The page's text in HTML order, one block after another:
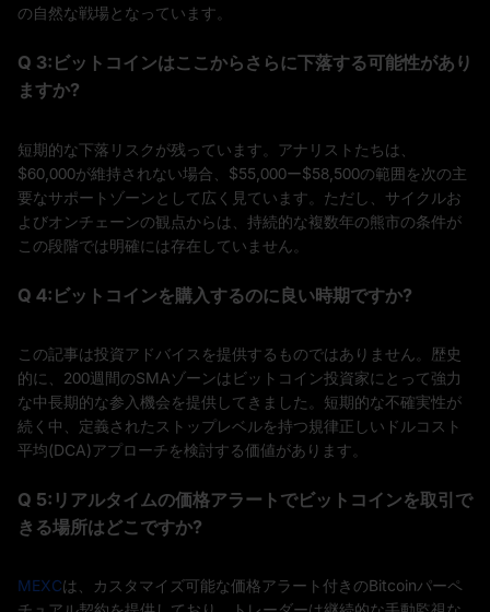
の自然な戦場となっています。
Q 3:ビットコインはここからさらに下落する可能性があり
ますか?
短期的な下落リスクが残っています。アナリストたちは、
$60,000が維持されない場合、$55,000ー$58,500の範囲を次の主
要なサポートゾーンとして広く見ています。ただし、サイクルお
よびオンチェーンの観点からは、持続的な複数年の熊市の条件が
この段階では明確には存在していません。
Q 4:ビットコインを購入するのに良い時期ですか?
この記事は投資アドバイスを提供するものではありません。歴史
的に、200週間のSMAゾーンはビットコイン投資家にとって強力
な中長期的な参入機会を提供してきました。短期的な不確実性が
続く中、定義されたストップレベルを持つ規律正しいドルコスト
平均(DCA)アプローチを検討する価値があります。
Q 5:リアルタイムの価格アラートでビットコインを取引で
きる場所はどこですか?
MEXCは、カスタマイズ可能な価格アラート付きのBitcoinパーペ